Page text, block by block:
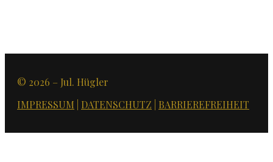
© 2026 – Jul. Hügler
IMPRESSUM
DATENSCHUTZ BARRIEREFREIHEIT